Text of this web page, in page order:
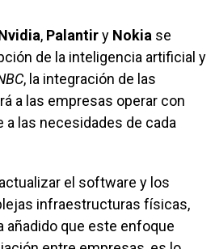
, Palantiry Nokia se
de la inteligencia artificial y
, la integración de las
a las empresas operar con
a las necesidades de cada
el software y los
infraestructuras físicas,
añadido que este enfoque